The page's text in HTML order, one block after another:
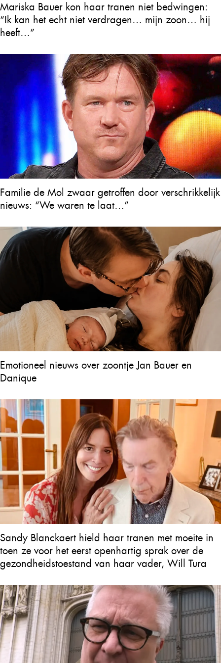
Mariska Bauer kon haar tranen niet bedwingen:
“Ik kan het echt niet verdragen… mijn zoon… hij
heeft…”
Familie de Mol zwaar getroffen door verschrikkelijk
nieuws: “We waren te laat…”
Emotioneel nieuws over zoontje Jan Bauer en
Danique
Sandy Blanckaert hield haar tranen met moeite in
toen ze voor het eerst openhartig sprak over de
gezondheidstoestand van haar vader, Will Tura